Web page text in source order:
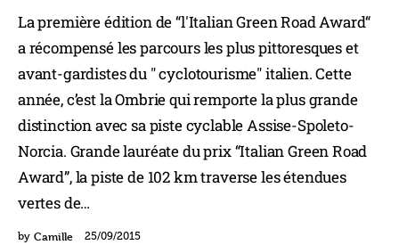
La première édition de “l'Italian Green Road Award“
a récompensé les parcours les plus pittoresques et
avant-gardistes du " cyclotourisme" italien. Cette
année, c’est la Ombrie qui remporte la plus grande
distinction avec sa piste cyclable Assise-Spoleto-
Norcia. Grande lauréate du prix “Italian Green Road
Award”, la piste de 102 km traverse les étendues
vertes de…
by Camille 25/09/2015